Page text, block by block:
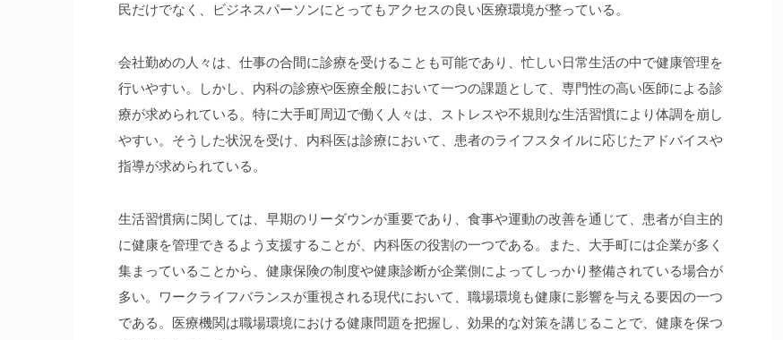
民だけでなく、ビジネスパーソンにとってもアクセスの良い医療環境が整っている。
会社勤めの人々は、仕事の合間に診療を受けることも可能であり、忙しい日常生活の中で健康管理を
行いやすい。しかし、内科の診療や医療全般において一つの課題として、専門性の高い医師による診
療が求められている。特に大手町周辺で働く人々は、ストレスや不規則な生活習慣により体調を崩し
やすい。そうした状況を受け、内科医は診療において、患者のライフスタイルに応じたアドバイスや
指導が求められている。
生活習慣病に関しては、早期のリーダウンが重要であり、食事や運動の改善を通じて、患者が自主的
に健康を管理できるよう支援することが、内科医の役割の一つである。また、大手町には企業が多く
集まっていることから、健康保険の制度や健康診断が企業側によってしっかり整備されている場合が
多い。ワークライフバランスが重視される現代において、職場環境も健康に影響を与える要因の一つ
である。医療機関は職場環境における健康問題を把握し、効果的な対策を講じることで、健康を保つ